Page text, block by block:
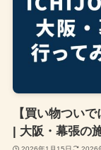
【買い物つい
| 大阪・幕張の